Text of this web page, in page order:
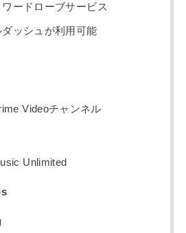
ードローブサービス
ッシュが利用可能
Videoチャンネル
Unlimited